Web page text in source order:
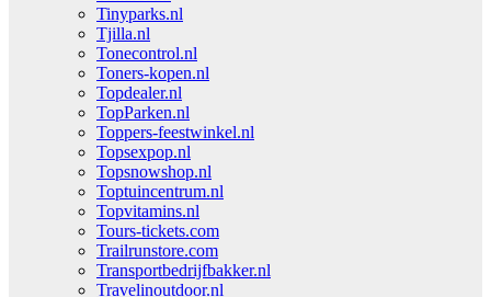
Tinyparks.nl
Tjilla.nl
Tonecontrol.nl
Toners-kopen.nl
Topdealer.nl
TopParken.nl
Toppers-feestwinkel.nl
Topsexpop.nl
Topsnowshop.nl
Toptuincentrum.nl
Topvitamins.nl
Tours-tickets.com
Trailrunstore.com
Transportbedrijfbakker.nl
Travelinoutdoor.nl